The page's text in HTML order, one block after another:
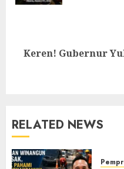
Next
Keren! Gubernur
RELATED NEWS